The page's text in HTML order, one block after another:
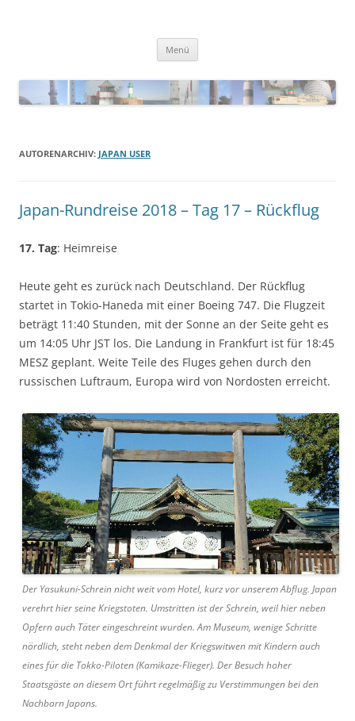
Menü
AUTORENARCHIV: JAPAN USER
Japan-Rundreise 2018 – Tag 17 – Rückflug
17. Tag: Heimreise
Heute geht es zurück nach Deutschland. Der Rückflug
startet in Tokio-Haneda mit einer Boeing 747. Die Flugzeit
beträgt 11:40 Stunden, mit der Sonne an der Seite geht es
um 14:05 Uhr JST los. Die Landung in Frankfurt ist für 18:45
MESZ geplant. Weite Teile des Fluges gehen durch den
russischen Luftraum, Europa wird von Nordosten erreicht.
Der Yasukuni-Schrein nicht weit vom Hotel, kurz vor unserem Abflug. Japan
verehrt hier seine Kriegstoten. Umstritten ist der Schrein, weil hier neben
Opfern auch Täter eingeschreint wurden. Am Museum, wenige Schritte
nördlich, steht neben dem Denkmal der Kriegswitwen mit Kindern auch
eines für die Tokko-Piloten (Kamikaze-Flieger). Der Besuch hoher
Staatsgäste an diesem Ort führt regelmäßig zu Verstimmungen bei den
Nachbarn Japans.